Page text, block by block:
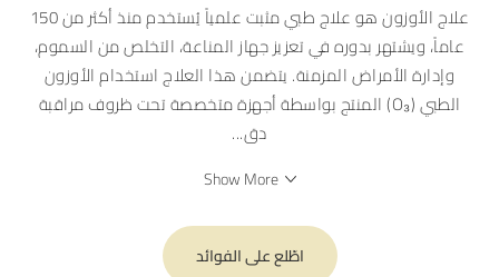
علاج الأوزون هو علاج طبي مثبت علمياً يُستخدم منذ أكثر من 150
عاماً، ويشتهر بدوره في تعزيز جهاز المناعة، التخلص من السموم،
وإدارة الأمراض المزمنة. يتضمن هذا العلاج استخدام الأوزون
الطبي (O₃) المنتج بواسطة أجهزة متخصصة تحت ظروف مراقبة
دق...
Show More
اطّلع على الفوائد